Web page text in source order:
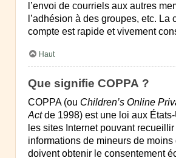
l’envoi de courriels aux autres
l’adhésion à des groupes, etc. La
compte est rapide et vivement
Haut
Que signifie COPPA ?
COPPA (ou Children’s Online
Actde 1998) est une loi aux
les sites Internet pouvant
informations de mineurs de moins
doivent obtenir le consentement